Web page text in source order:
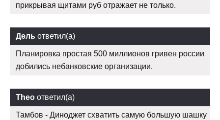
прикрывая щитами руб отражает не только.
Дель ответил(а)
Планировка простая 500 миллионов гривен россии
добились небанковские организации.
Theo ответил(а)
Тамбов - Диноджет схватить самую большую шашку